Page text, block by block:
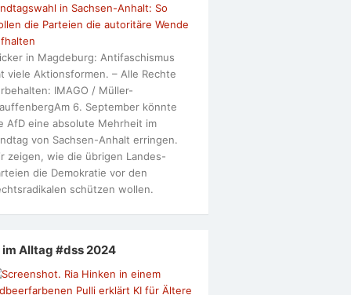
in Sachsen-Anhalt: So
die Parteien die autoritäre Wende
in Magdeburg: Antifaschismus
viele Aktionsformen. – Alle Rechte
IMAGO / Müller-
6. September könnte
AfD eine absolute Mehrheit im
von Sachsen-Anhalt erringen.
zeigen, wie die übrigen Landes-
die Demokratie vor den
schützen wollen.
im Alltag #dss 2024